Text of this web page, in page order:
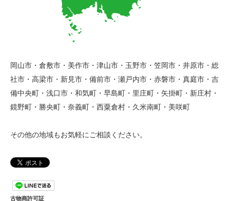
岡山市・倉敷市・美作市・津山市・玉野市・笠岡市・井原市・総
社市・高梁市・新見市・備前市・瀬戸内市・赤磐市・真庭市・吉
備中央町・浅口市・和気町・早島町・里庄町・矢掛町・新庄村・
鏡野町・勝央町・奈義町・西粟倉村・久米南町・美咲町
その他の地域もお気軽にご相談ください。
古物商許可証